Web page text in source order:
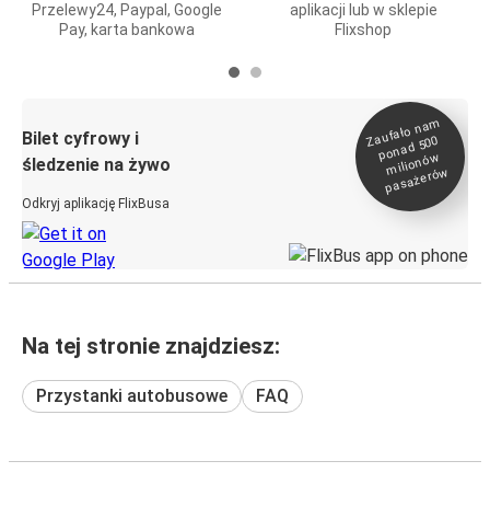
Przelewy24, Paypal, Google
Pay, karta bankowa
aplikacji lub w sklepie
Flixshop
Bilet cyfrowy i
śledzenie na żywo
Odkryj aplikację FlixBusa
Zaufało na
m
ponad 500
milionó
w
pasażeró
w
Na tej stronie znajdziesz:
Przystanki autobusowe FAQ